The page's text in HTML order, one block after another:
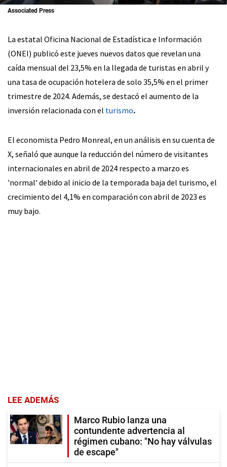
Associated Press
La estatal Oficina Nacional de Estadística e Información
(ONEI) publicó este jueves nuevos datos que revelan una
caída mensual del 23,5% en la llegada de turistas en abril y
una tasa de ocupación hotelera de solo 35,5% en el primer
trimestre de 2024. Además, se destacó el aumento de la
inversión relacionada con el turismo.
El economista Pedro Monreal, en un análisis en su cuenta de
X, señaló que aunque la reducción del número de visitantes
internacionales en abril de 2024 respecto a marzo es
'normal' debido al inicio de la temporada baja del turismo, el
crecimiento del 4,1% en comparación con abril de 2023 es
muy bajo.
LEE ADEMÁS
Marco Rubio lanza una
contundente advertencia al
régimen cubano: "No hay válvulas
de escape"